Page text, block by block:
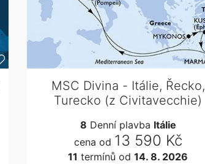
MSC Divina - Itálie, Řecko,
Turecko (z Civitavecchie)
8 Denní plavba Itálie
cena od 13 590 Kč
11 termínů od 14. 8. 2026